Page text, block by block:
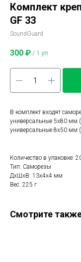
Комплект
GF 33
SoundGuard
300 ₽ / 1 уп
В комплект входят
универсальные 5х80 мм
универсальные 8x50 мм
Количество в упаковке:
Тип: Саморезы
ДxШxВ: 13x4x4 мм
Вес: 225 г
Смотрите